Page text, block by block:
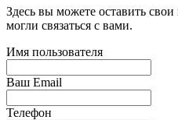
Здесь вы можете оставить
могли связаться с вами.
Имя пользователя
Ваш Email
Телефон